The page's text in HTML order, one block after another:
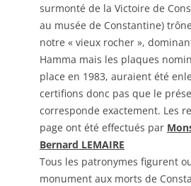
surmonté de la Victoire de
au musée de Constantine)
notre « vieux rocher »,
Hamma mais les plaques
place en 1983, auraient été
certifions donc pas que le
corresponde exactement. Les
page ont été effectués par
Bernard LEMAIRE
Tous les patronymes figurent
monument aux morts de